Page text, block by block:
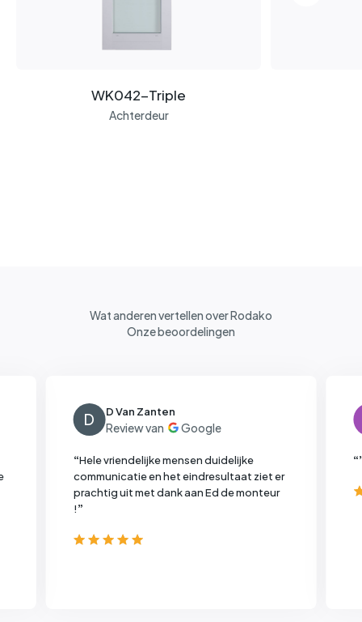
WK042-Triple
Achterdeur
Wat anderen vertellen over Rodako
Onze beoordelingen
D Van Zanten
D
“Hele vriendelijke mensen duidelijke
communicatie en het eindresultaat ziet er
prachtig uit met dank aan Ed de monteur
!”
“